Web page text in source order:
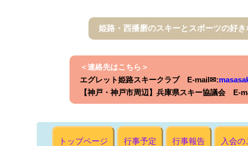
姫路・西播磨のスキーとスポーツの好
＜連絡先はこちら＞
エグレット姫路スキークラブ E-mail✉:
【神戸・神戸市周辺】兵庫県スキー協議会 E-
トップページ 行事予定 行事報告 入会の